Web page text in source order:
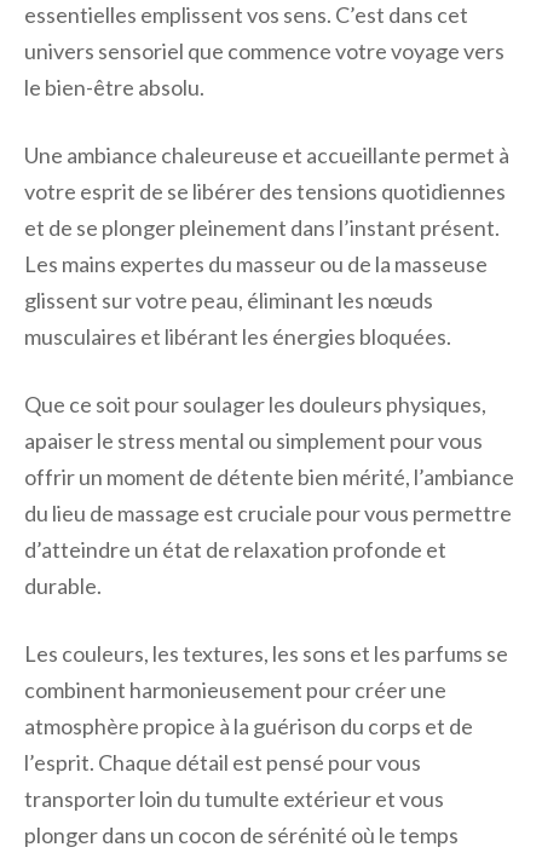
essentielles emplissent vos sens. C’est dans cet
univers sensoriel que commence votre voyage vers
le bien-être absolu.
Une ambiance chaleureuse et accueillante permet à
votre esprit de se libérer des tensions quotidiennes
et de se plonger pleinement dans l’instant présent.
Les mains expertes du masseur ou de la masseuse
glissent sur votre peau, éliminant les nœuds
musculaires et libérant les énergies bloquées.
Que ce soit pour soulager les douleurs physiques,
apaiser le stress mental ou simplement pour vous
offrir un moment de détente bien mérité, l’ambiance
du lieu de massage est cruciale pour vous permettre
d’atteindre un état de relaxation profonde et
durable.
Les couleurs, les textures, les sons et les parfums se
combinent harmonieusement pour créer une
atmosphère propice à la guérison du corps et de
l’esprit. Chaque détail est pensé pour vous
transporter loin du tumulte extérieur et vous
plonger dans un cocon de sérénité où le temps